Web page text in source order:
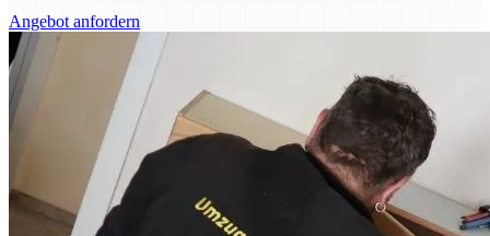
Angebot anfordern